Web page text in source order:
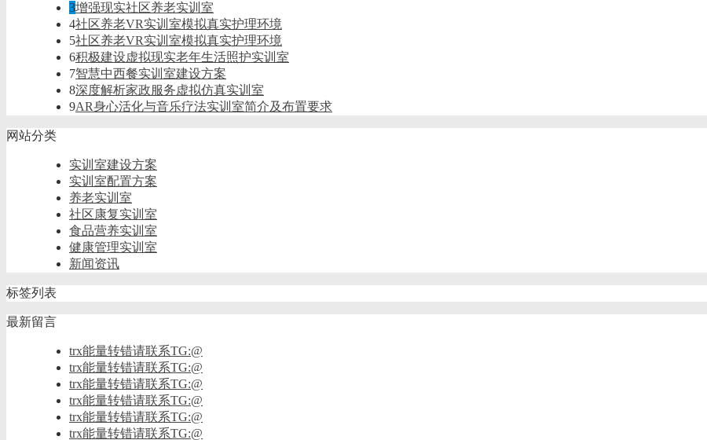
3增强现实社区养老实训室
4社区养老VR实训室模拟真实护理环境
5社区养老VR实训室模拟真实护理环境
6积极建设虚拟现实老年生活照护实训室
7智慧中西餐实训室建设方案
8深度解析家政服务虚拟仿真实训室
9AR身心活化与音乐疗法实训室简介及布置要求
网站分类
实训室建设方案
实训室配置方案
养老实训室
社区康复实训室
食品营养实训室
健康管理实训室
新闻资讯
标签列表
最新留言
trx能量转错请联系TG:@
trx能量转错请联系TG:@
trx能量转错请联系TG:@
trx能量转错请联系TG:@
trx能量转错请联系TG:@
trx能量转错请联系TG:@